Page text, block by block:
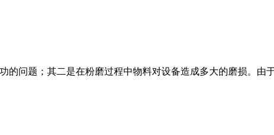
问题；其二是在粉磨过程中物料对设备造成多大的磨损。由